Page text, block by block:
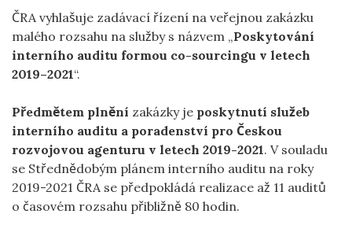
ČRA vyhlašuje zadávací řízení na veřejnou zakázku
malého rozsahu na služby s názvem „Poskytování
interního auditu formou co-sourcingu v letech
2019–2021“.
Předmětem plnění zakázky je poskytnutí služeb
interního auditu a poradenství pro Českou
rozvojovou agenturu v letech 2019-2021. V souladu
se Střednědobým plánem interního auditu na roky
2019-2021 ČRA se předpokládá realizace až 11 auditů
o časovém rozsahu přibližně 80 hodin.